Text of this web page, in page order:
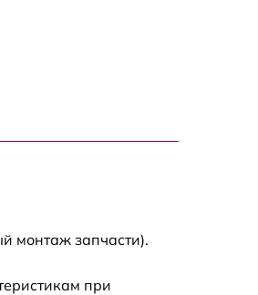
монтаж запчасти).
при